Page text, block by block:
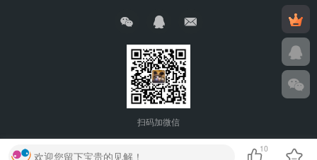
扫码加微信
欢迎您留下宝贵的见解！
10